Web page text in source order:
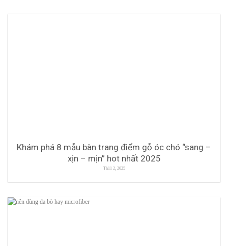
Khám phá 8 mẫu bàn trang điểm gỗ óc chó “sang –
xịn – mịn” hot nhất 2025
Th11 2, 2025